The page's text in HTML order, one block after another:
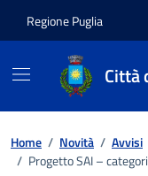
Regione Puglia
Città
Home / Novità / Avvisi
/ Progetto SAI –